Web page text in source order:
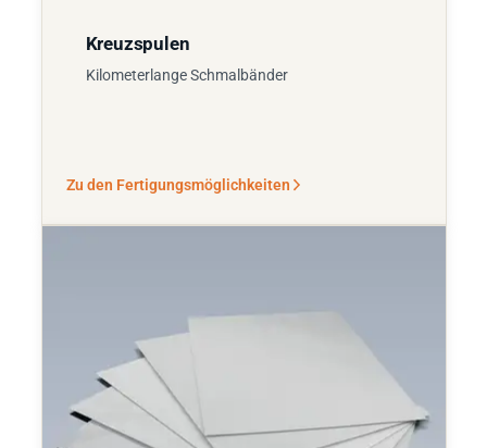
Kreuzspulen
Kilometerlange Schmalbänder
Zu den Fertigungsmöglichkeiten